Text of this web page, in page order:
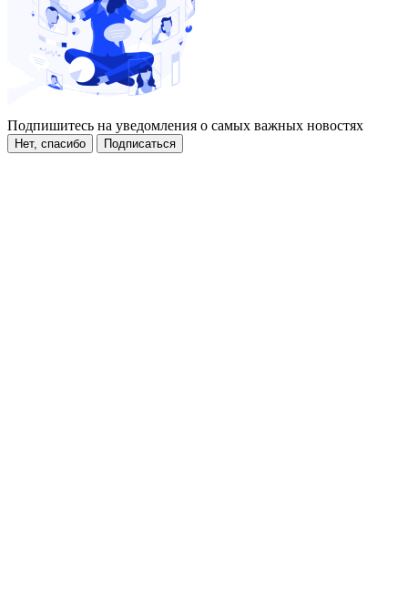
Подпишитесь на уведомления о самых важных новостях
Нет, спасибо Подписаться